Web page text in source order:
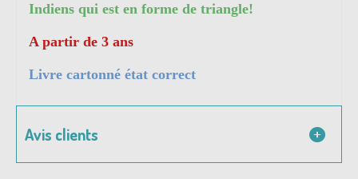
Indiens qui est en forme de triangle!
A partir de 3 ans
Livre cartonné état correct
Avis clients